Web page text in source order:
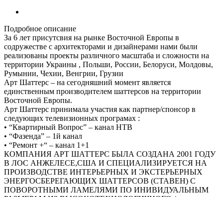
Подробное описание
За 6 лет присутсвия на рынке Восточной Европы в
содружестве с архитекторами и дизайнерами нами были
реализованы проекты различного масштаба и сложности на
территории Украины , Польши, России, Белоруси, Молдовы,
Румынии, Чехии, Венгрии, Грузии
Арт Шаттерс – на сегодняшний момент является
единственным производителем шаттерсов на территории
Восточной Европы.
Арт Шаттерс принимала участия как партнер/спонсор в
следующих телевизионных програмах :
• “Квартирный Вопрос” – канал НТВ
• “Фазенда” – 1й канал
• “Ремонт +“ – канал 1+1
КОМПАНИЯ АРТ ШАТТЕРС БЫЛА СОЗДАНА 2001 ГОДУ
В ЛОС АНЖЕЛЕСЕ,США И СПЕЦИАЛИЗИРУЕТСЯ НА
ПРОИЗВОДСТВЕ ИНТЕРЬЕРНЫХ И ЭКСТЕРЬЕРНЫХ
ЭНЕРГОСБЕРЕГАЮЩИХ ШАТТЕРСОВ (СТАВЕН) С
ПОВОРОТНЫМИ ЛАМЕЛЯМИ ПО ИНИВИДУАЛЬНЫМ